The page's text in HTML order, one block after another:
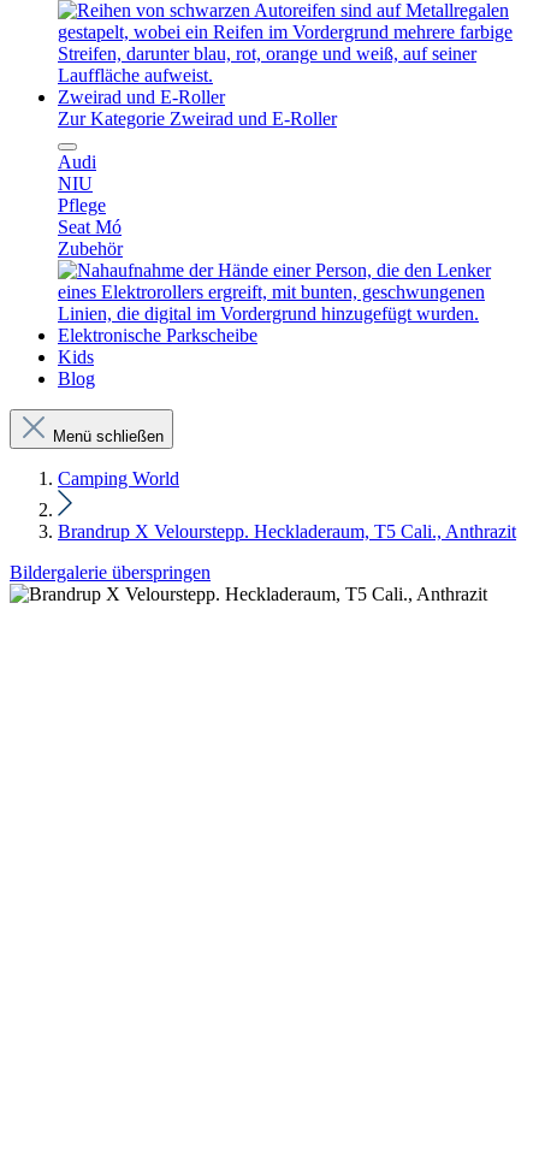
Zweirad und E-Roller
Zur Kategorie Zweirad und E-Roller
Audi
NIU
Pflege
Seat Mó
Zubehör
Elektronische Parkscheibe
Kids
Blog
Menü schließen
Camping World
Brandrup X Velourstepp. Heckladeraum, T5 Cali., Anthrazit
Bildergalerie überspringen